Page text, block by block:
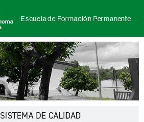
Escuela de Formación Permanente
SISTEMA DE CALIDADDesplegar